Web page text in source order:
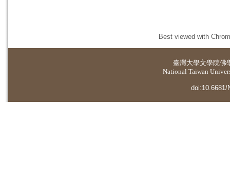
Best viewed with
臺灣大學文學院佛
National Taiwan
doi:10.6681/